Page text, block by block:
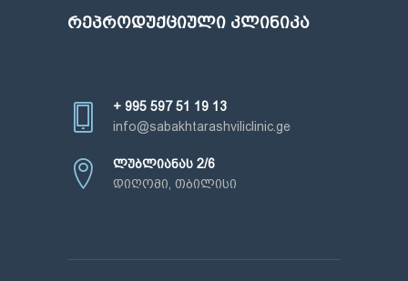
ᲠᲔᲞᲠᲝᲓᲣᲥᲪᲘᲣᲚᲘ ᲙᲚᲘᲜᲘᲙᲐ
+ 995 597 51 19 13
info@sabakhtarashviliclinic.ge
ლუბლიანას 2/6
დიღომი, თბილისი